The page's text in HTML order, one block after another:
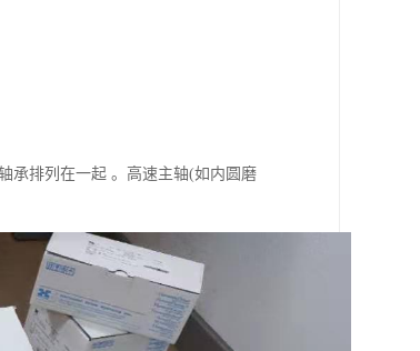
承排列在一起 。高速主轴(如内圆磨